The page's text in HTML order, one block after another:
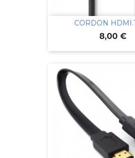
CORDON
Prix
8,00 €